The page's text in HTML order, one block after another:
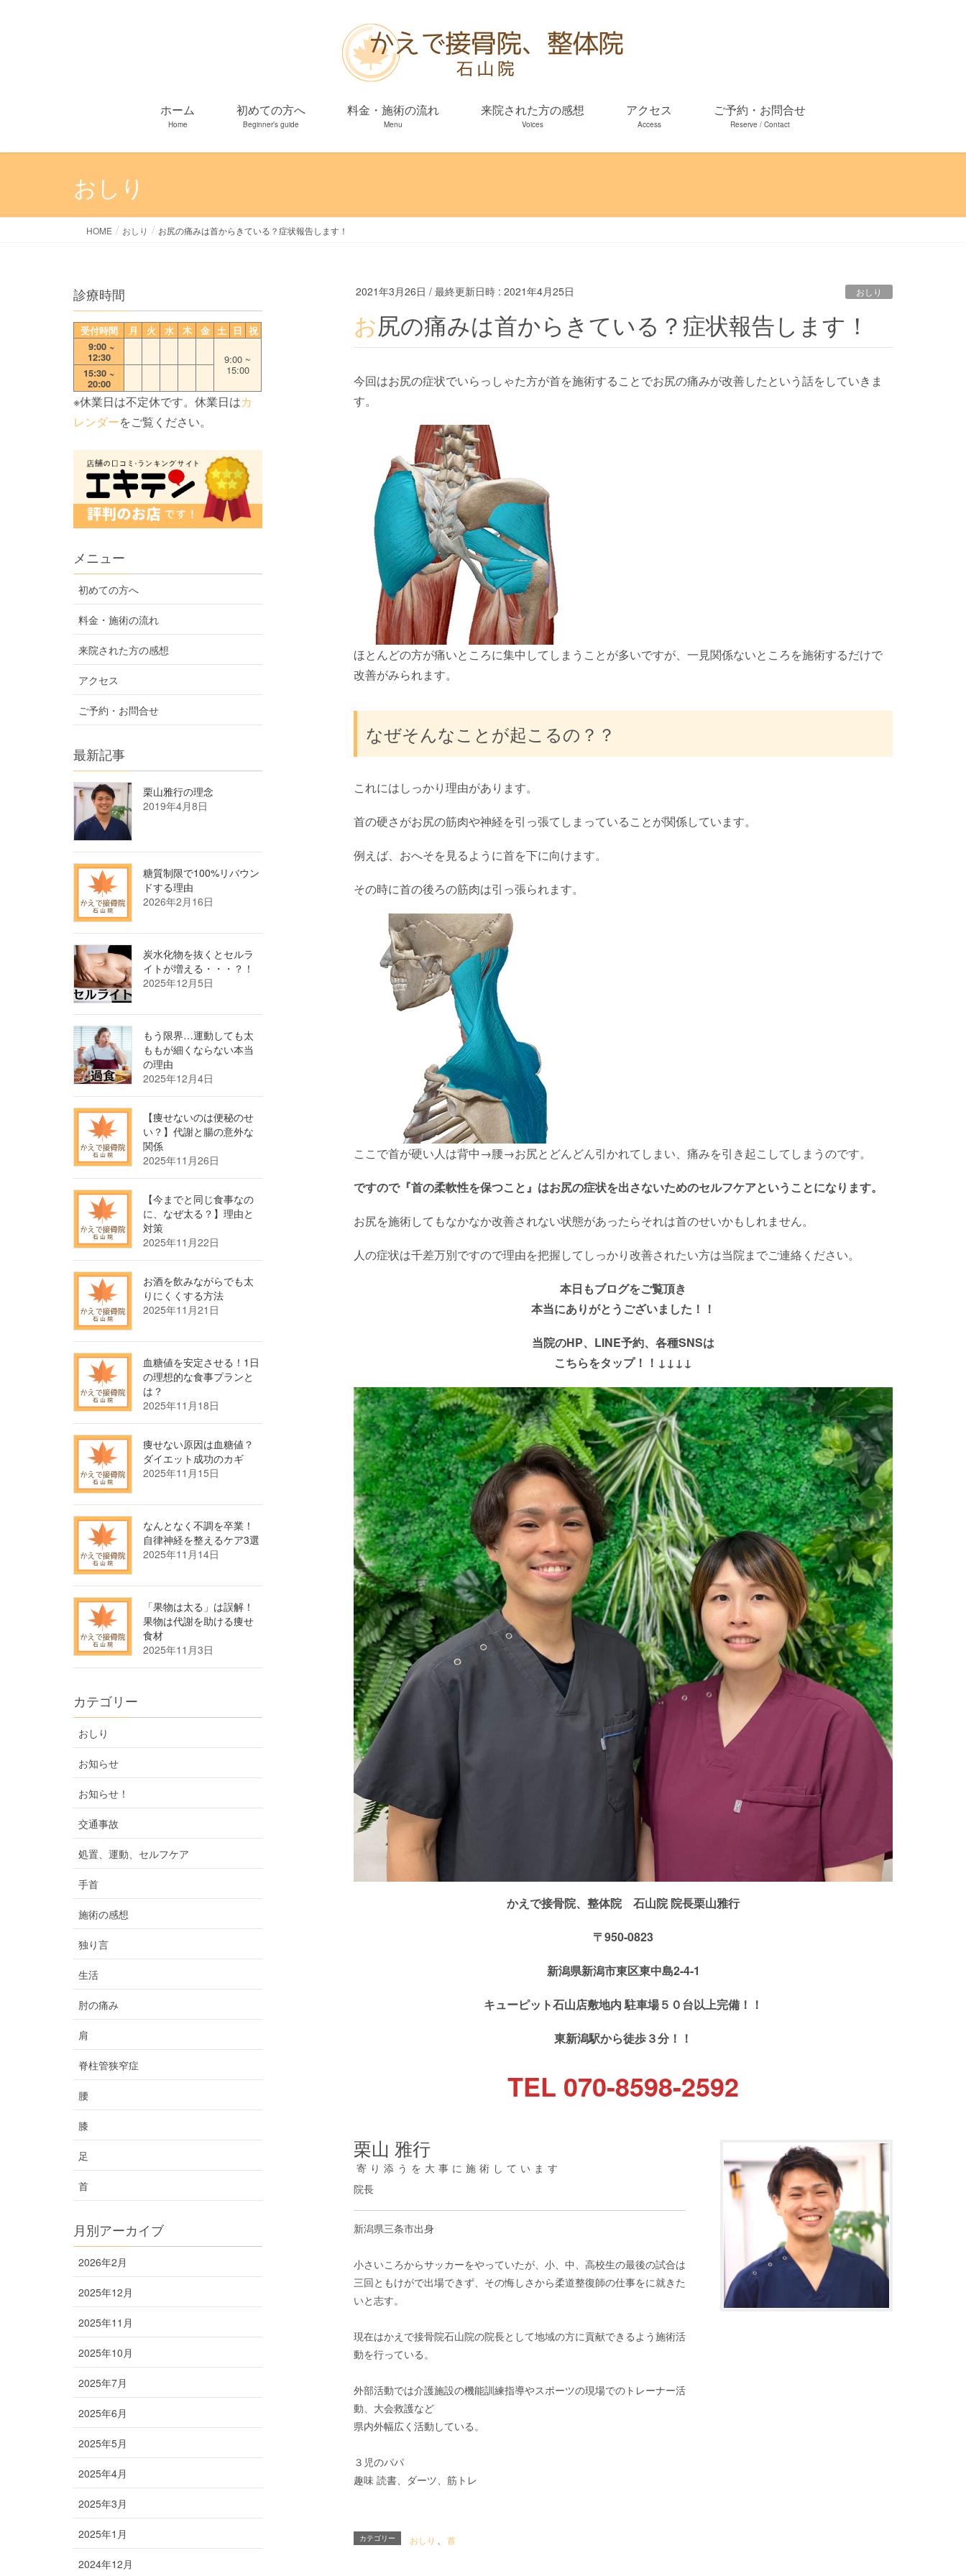
ホーム
Home
初めての方へ
Beginner’s guide
料金・施術の流れ
Menu
来院された方の感想
Voices
アクセス
Access
ご予約・お問合せ
Reserve / Contact
おしり
HOME おしり お尻の痛みは首からきている？症状報告します！
2021年3月26日 / 最終更新日時 : 2021年4月25日 おしり
お尻の痛みは首からきている？症状報告します！
今回はお尻の症状でいらっしゃた方が首を施術することでお尻の痛みが改善したという話をしていきま
す。
ほとんどの方が痛いところに集中してしまうことが多いですが、一見関係ないところを施術するだけで
改善がみられます。
なぜそんなことが起こるの？？
これにはしっかり理由があります。
首の硬さがお尻の筋肉や神経を引っ張てしまっていることが関係しています。
例えば、おへそを見るように首を下に向けます。
その時に首の後ろの筋肉は引っ張られます。
ここで首が硬い人は背中→腰→お尻とどんどん引かれてしまい、痛みを引き起こしてしまうのです。
ですので『首の柔軟性を保つこと』はお尻の症状を出さないためのセルフケアということになります。
お尻を施術してもなかなか改善されない状態があったらそれは首のせいかもしれません。
人の症状は千差万別ですので理由を把握してしっかり改善されたい方は当院までご連絡ください。
本日もブログをご覧頂き
本当にありがとうございました！！
当院のHP、LINE予約、各種SNSは
こちらをタップ！！↓↓↓↓
かえで接骨院、整体院 石山院 院長栗山雅行
〒950-0823
新潟県新潟市東区東中島2-4-1
キューピット石山店敷地内 駐車場５０台以上完備！！
東新潟駅から徒歩３分！！
TEL 070-8598-2592
栗山 雅行
寄り添うを大事に施術しています
院長
新潟県三条市出身
小さいころからサッカーをやっていたが、小、中、高校生の最後の試合は
三回ともけがで出場できず、その悔しさから柔道整復師の仕事をに就きた
いと志す。
現在はかえで接骨院石山院の院長として地域の方に貢献できるよう施術活
動を行っている。
外部活動では介護施設の機能訓練指導やスポーツの現場でのトレーナー活
動、大会救護など
県内外幅広く活動している。
３児のパパ
趣味 読書、ダーツ、筋トレ
カテゴリー おしり 首
診療時間
受付時間 月 火 水 木 金 土 日 祝
9:00 ~
12:30 9:00 ~
15:00
15:30 ~
20:00
※休業日は不定休です。休業日はカ
レンダーをご覧ください。
メニュー
初めての方へ
料金・施術の流れ
来院された方の感想
アクセス
ご予約・お問合せ
最新記事
栗山雅行の理念
2019年4月8日
糖質制限で100%リバウン
ドする理由
2026年2月16日
炭水化物を抜くとセルラ
イトが増える・・・？！
2025年12月5日
もう限界…運動しても太
ももが細くならない本当
の理由
2025年12月4日
【痩せないのは便秘のせ
い？】代謝と腸の意外な
関係
2025年11月26日
【今までと同じ食事なの
に、なぜ太る？】理由と
対策
2025年11月22日
お酒を飲みながらでも太
りにくくする方法
2025年11月21日
血糖値を安定させる！1日
の理想的な食事プランと
は？
2025年11月18日
痩せない原因は血糖値？
ダイエット成功のカギ
2025年11月15日
なんとなく不調を卒業！
自律神経を整えるケア3選
2025年11月14日
「果物は太る」は誤解！
果物は代謝を助ける痩せ
食材
2025年11月3日
カテゴリー
おしり
お知らせ
お知らせ！
交通事故
処置、運動、セルフケア
手首
施術の感想
独り言
生活
肘の痛み
肩
脊柱管狭窄症
腰
膝
足
首
月別アーカイブ
2026年2月
2025年12月
2025年11月
2025年10月
2025年7月
2025年6月
2025年5月
2025年4月
2025年3月
2025年1月
2024年12月